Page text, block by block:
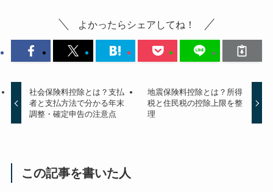
よかったらシェアしてね！
社会保険料控除とは？支払
者と支払方法で分かる年末
調整・確定申告の注意点
地震保険料控除とは？所得
税と住民税の控除上限を整
理
この記事を書いた人